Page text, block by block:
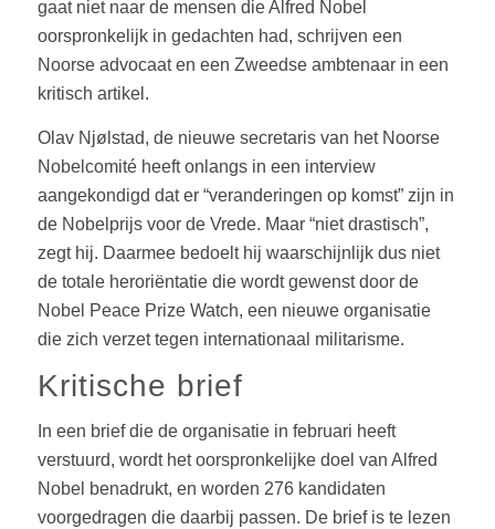
gaat niet naar de mensen die Alfred Nobel
oorspronkelijk in gedachten had, schrijven een
Noorse advocaat en een Zweedse ambtenaar in een
kritisch artikel.
Olav Njølstad, de nieuwe secretaris van het Noorse
Nobelcomité heeft onlangs in een interview
aangekondigd dat er “veranderingen op komst” zijn in
de Nobelprijs voor de Vrede. Maar “niet drastisch”,
zegt hij. Daarmee bedoelt hij waarschijnlijk dus niet
de totale heroriëntatie die wordt gewenst door de
Nobel Peace Prize Watch, een nieuwe organisatie
die zich verzet tegen internationaal militarisme.
Kritische brief
In een brief die de organisatie in februari heeft
verstuurd, wordt het oorspronkelijke doel van Alfred
Nobel benadrukt, en worden 276 kandidaten
voorgedragen die daarbij passen. De brief is te lezen